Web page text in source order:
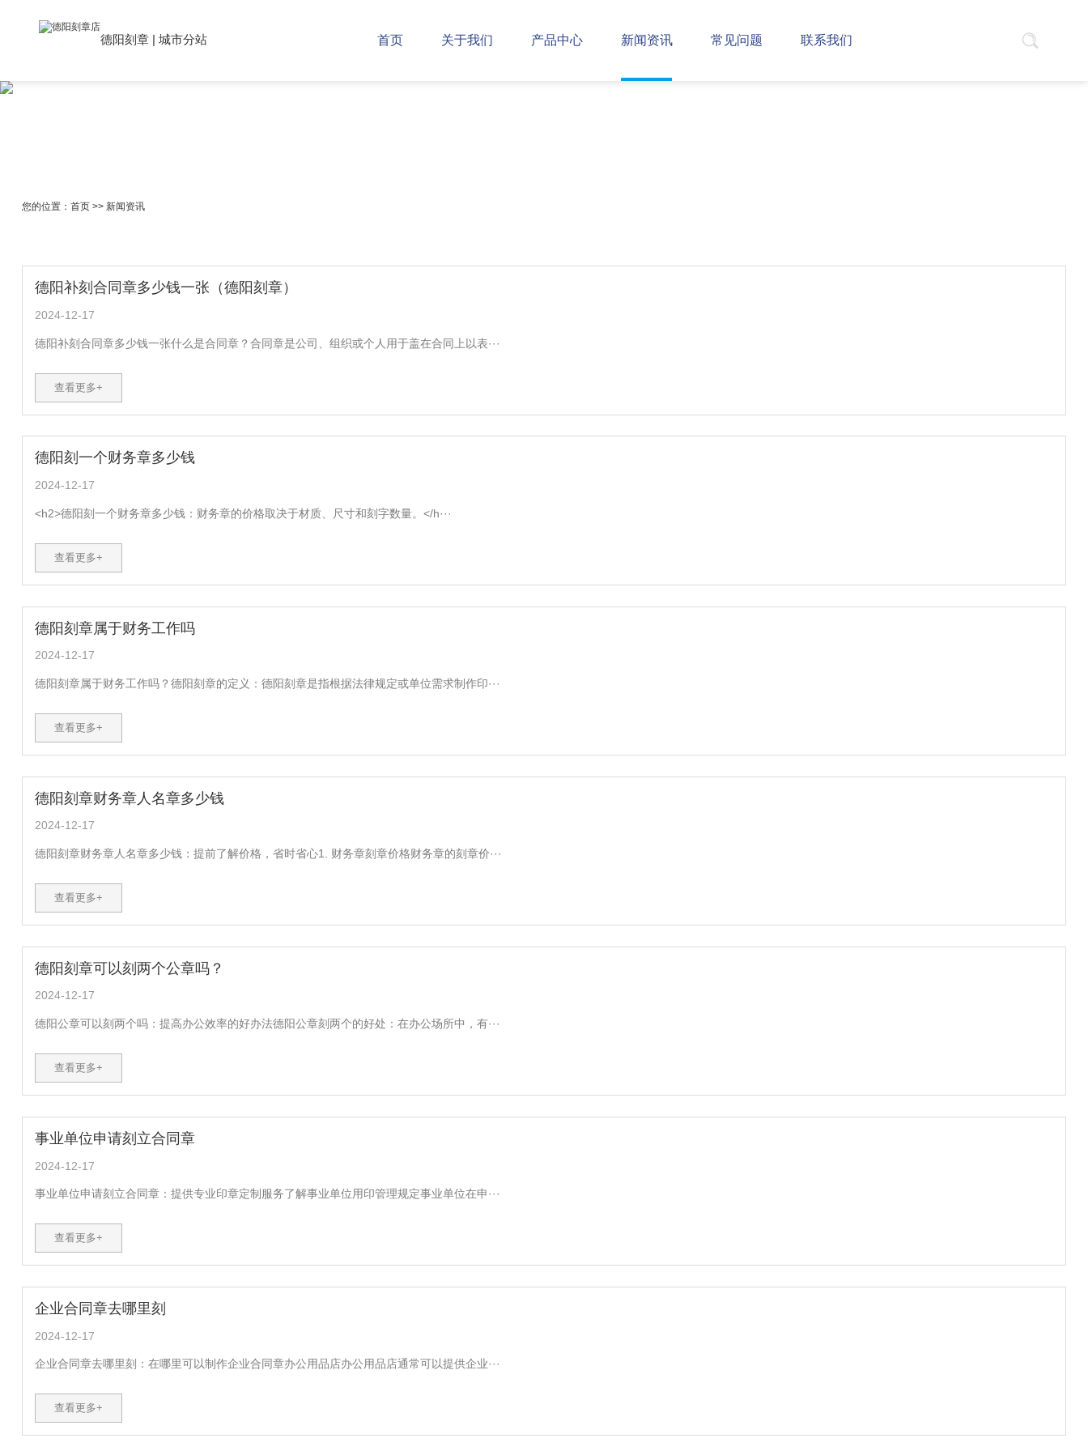
德阳刻章 | 城市分站 首页 关于我们 产品中心 新闻资讯 常见问题 联系我们
您的位置： 首页>> 新闻资讯
德阳补刻合同章多少钱一张（德阳刻章）
2024-12-17
德阳补刻合同章多少钱一张什么是合同章？合同章是公司、组织或个人用于盖在合同上以表···
查看更多+
德阳刻一个财务章多少钱
2024-12-17
<h2>德阳刻一个财务章多少钱：财务章的价格取决于材质、尺寸和刻字数量。</h···
查看更多+
德阳刻章属于财务工作吗
2024-12-17
德阳刻章属于财务工作吗？德阳刻章的定义：德阳刻章是指根据法律规定或单位需求制作印···
查看更多+
德阳刻章财务章人名章多少钱
2024-12-17
德阳刻章财务章人名章多少钱：提前了解价格，省时省心1. 财务章刻章价格财务章的刻章价···
查看更多+
德阳刻章可以刻两个公章吗？
2024-12-17
德阳公章可以刻两个吗：提高办公效率的好办法德阳公章刻两个的好处：在办公场所中，有···
查看更多+
事业单位申请刻立合同章
2024-12-17
事业单位申请刻立合同章：提供专业印章定制服务了解事业单位用印管理规定事业单位在申···
查看更多+
企业合同章去哪里刻
2024-12-17
企业合同章去哪里刻：在哪里可以制作企业合同章办公用品店办公用品店通常可以提供企业···
查看更多+